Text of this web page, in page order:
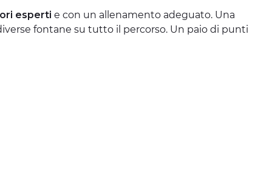
esperti e con un allenamento adeguato. Una
fontane su tutto il percorso. Un paio di punti